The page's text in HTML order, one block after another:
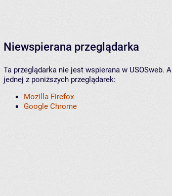
Niewspierana przeglądarka
Ta przeglądarka nie jest wspierana w USOSweb.
jednej z poniższych przeglądarek:
Mozilla Firefox
Google Chrome